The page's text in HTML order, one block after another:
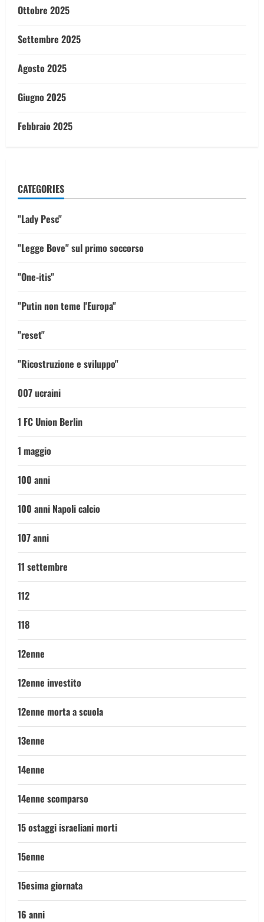
Ottobre 2025
Settembre 2025
Agosto 2025
Giugno 2025
Febbraio 2025
CATEGORIES
"Lady Pesc"
"Legge Bove" sul primo soccorso
"One-itis"
"Putin non teme l'Europa"
"reset"
"Ricostruzione e sviluppo"
007 ucraini
1 FC Union Berlin
1 maggio
100 anni
100 anni Napoli calcio
107 anni
11 settembre
112
118
12enne
12enne investito
12enne morta a scuola
13enne
14enne
14enne scomparso
15 ostaggi israeliani morti
15enne
15esima giornata
16 anni